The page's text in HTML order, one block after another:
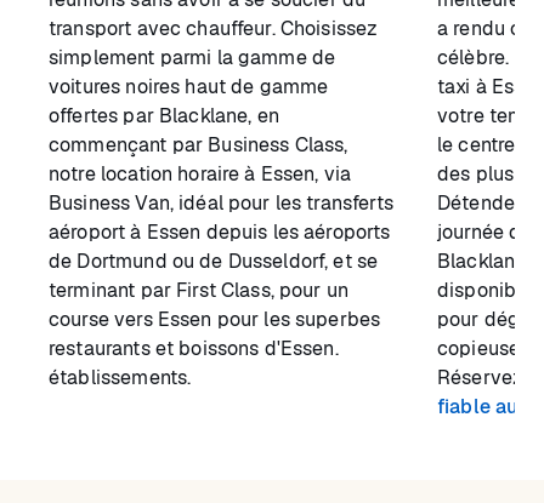
transport avec chauffeur. Choisissez
simplement parmi la gamme de
voitures noires haut de gamme
offertes par Blacklane, en
commençant par Business Class,
notre location horaire à Essen, via
Business Van, idéal pour les transferts
aéroport à Essen depuis les aéroports
de Dortmund ou de Dusseldorf, et se
terminant par First Class, pour un
course vers Essen pour les superbes
restaurants et boissons d'Essen.
établissements.
a rendu
célèbre.
taxi à
votre
le centre-
des plus
Détendez-
journée de
Blacklane
disponible
pour
copieuse
Réservez
fiable